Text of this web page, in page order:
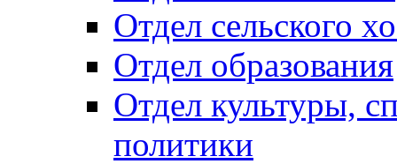
Отдел сельского
Отдел образования
Отдел культуры,
политики